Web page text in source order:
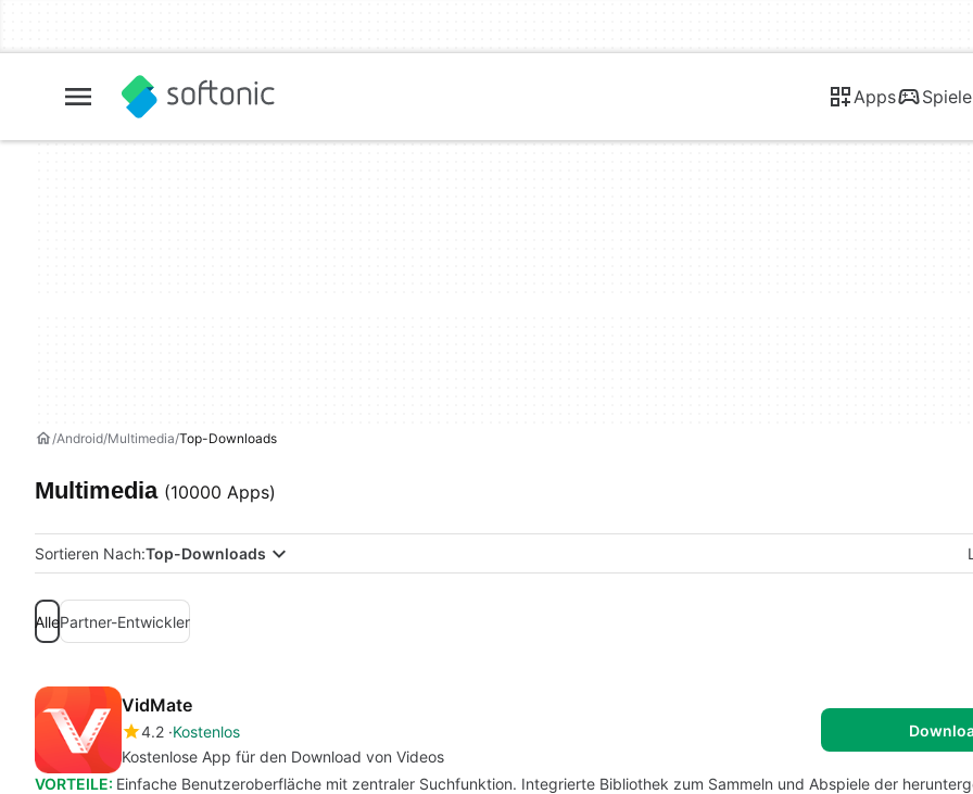
Apps Spiele
Android Multimedia Top-Downloads
Multimedia (10000 Apps)
Sortieren Nach:Top-Downloads
AllePartner-Entwickler
VidMate
4.2 Kostenlos
Kostenlose App für den Download von Videos
VORTEILE: Einfache Benutzeroberfläche mit zentraler Suchfunktion. Integrierte Bibliothek zum Sammeln und Abspiele der